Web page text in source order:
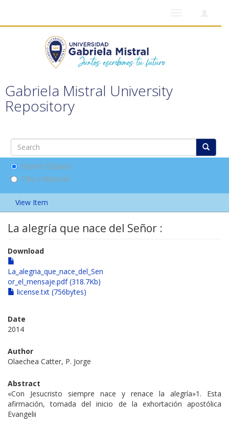
Gabriela Mistral University
Repository
Search DSpace
This Collection
View Item
La alegría que nace del Señor :
Download
La_alegria_que_nace_del_Sen
or_el_mensaje.pdf (318.7Kb)
license.txt (756bytes)
Date
2014
Author
Olaechea Catter, P. Jorge
Abstract
«Con Jesucristo siempre nace y renace la alegría»1. Esta
afirmación, tomada del inicio de la exhortación apostólica
Evangelii